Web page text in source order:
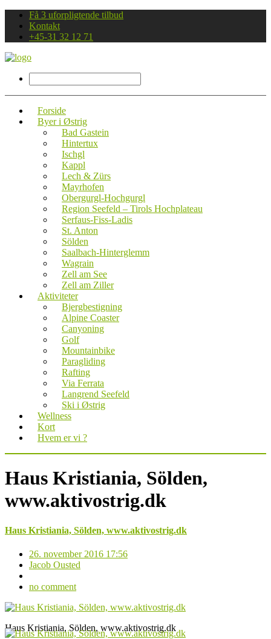
Få 3 uforpligtende tilbud
Kontakt
+45-31 32 12 71
Forside
Byer i Østrig
Bad Gastein
Hintertux
Ischgl
Kappl
Lech & Zürs
Mayrhofen
Obergurgl-Hochgurgl
Region Seefeld – Tirols Hochplateau
Serfaus-Fiss-Ladis
St. Anton
Sölden
Saalbach-Hinterglemm
Wagrain
Zell am See
Zell am Ziller
Aktiviteter
Bjergbestigning
Alpine Coaster
Canyoning
Golf
Mountainbike
Paragliding
Rafting
Via Ferrata
Langrend Seefeld
Ski i Østrig
Wellness
Kort
Hvem er vi ?
Haus Kristiania, Sölden,
www.aktivostrig.dk
Haus Kristiania, Sölden, www.aktivostrig.dk
26. november 2016 17:56
Jacob Ousted
no comment
Haus Kristiania, Sölden, www.aktivostrig.dk